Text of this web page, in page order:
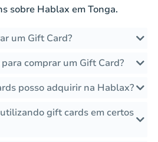
sobre Hablax em Tonga.
um Gift Card?
comprar um Gift Card?
posso adquirir na Hablax?
gift cards em certos